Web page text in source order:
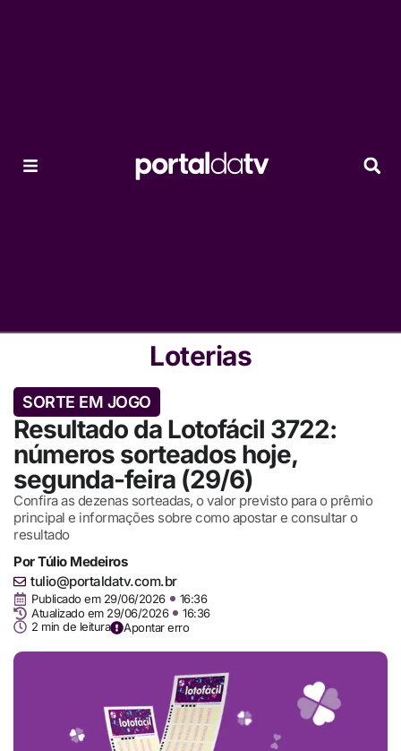
Loterias
SORTE EM JOGO
Resultado da Lotofácil 3722:
números sorteados hoje,
segunda-feira (29/6)
Confira as dezenas sorteadas, o valor previsto para o prêmio
principal e informações sobre como apostar e consultar o
resultado
PorTúlio Medeiros
tulio@portaldatv.com.br
Publicado em 29/06/2026
16:36
Atualizado em 29/06/2026
16:36
2 min de leitura
Apontar erro